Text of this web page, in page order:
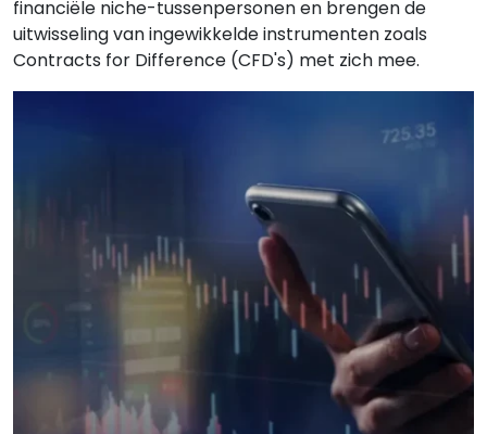
financiële niche-tussenpersonen en brengen de
uitwisseling van ingewikkelde instrumenten zoals
Contracts for Difference (CFD's) met zich mee.